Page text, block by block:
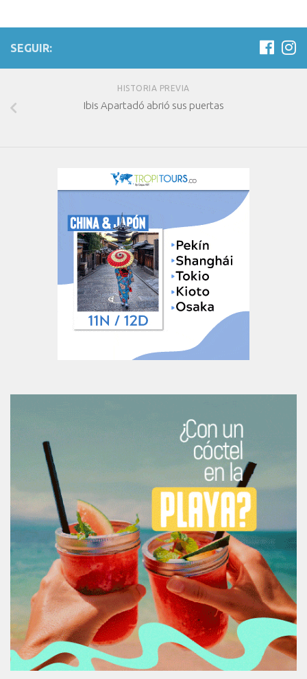
SEGUIR:
HISTORIA PREVIA
Ibis Apartadó abrió sus puertas